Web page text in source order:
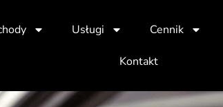
Usługi Cennik
Kontakt